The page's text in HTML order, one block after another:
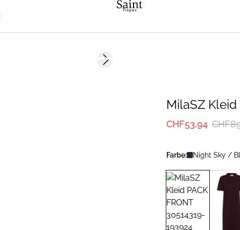
Next slide
MilaSZ Kleid
CHF53.94
Farbe: Night Sky /